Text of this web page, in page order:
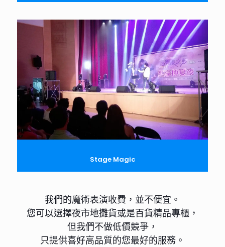
Stage Magic
我們的魔術表演收費，並不便宜。
您可以選擇夜市地攤貨或是百貨精品專櫃，
但我們不做低價競爭，
只提供喜好高品質的您最好的服務。